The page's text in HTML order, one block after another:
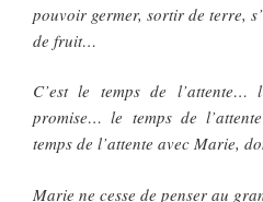
pouvoir germer, sortir de terre,
de fruit…
C’est le temps de l’attente…
promise… le temps de
temps de l’attente avec Marie,
Marie ne cesse de penser au